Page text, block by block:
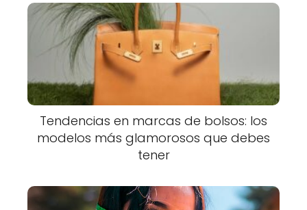
Tendencias en marcas de bolsos: los
modelos más glamorosos que debes
tener